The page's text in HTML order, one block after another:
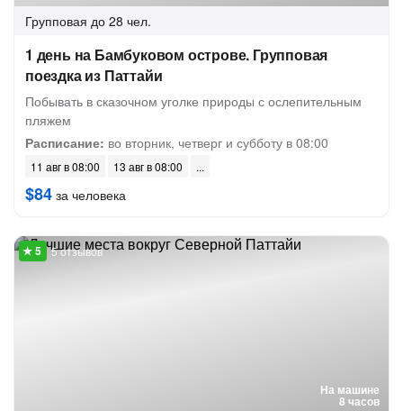
Групповая до 28 чел.
1 день на Бамбуковом острове. Групповая
поездка из Паттайи
Побывать в сказочном уголке природы с ослепительным
пляжем
Расписание: во вторник, четверг и субботу в 08:00
11 авг в 08:00 13 авг в 08:00
$84 за человека
На машине
8 часов
5 отзывов